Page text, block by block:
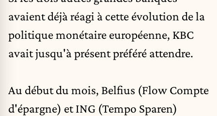
avaient déjà réagi à cette évolution de la
politique monétaire européenne, KBC
avait jusqu'à présent préféré attendre.
Au début du mois, Belfius (Flow Compte
d'épargne) et ING (Tempo Sparen)